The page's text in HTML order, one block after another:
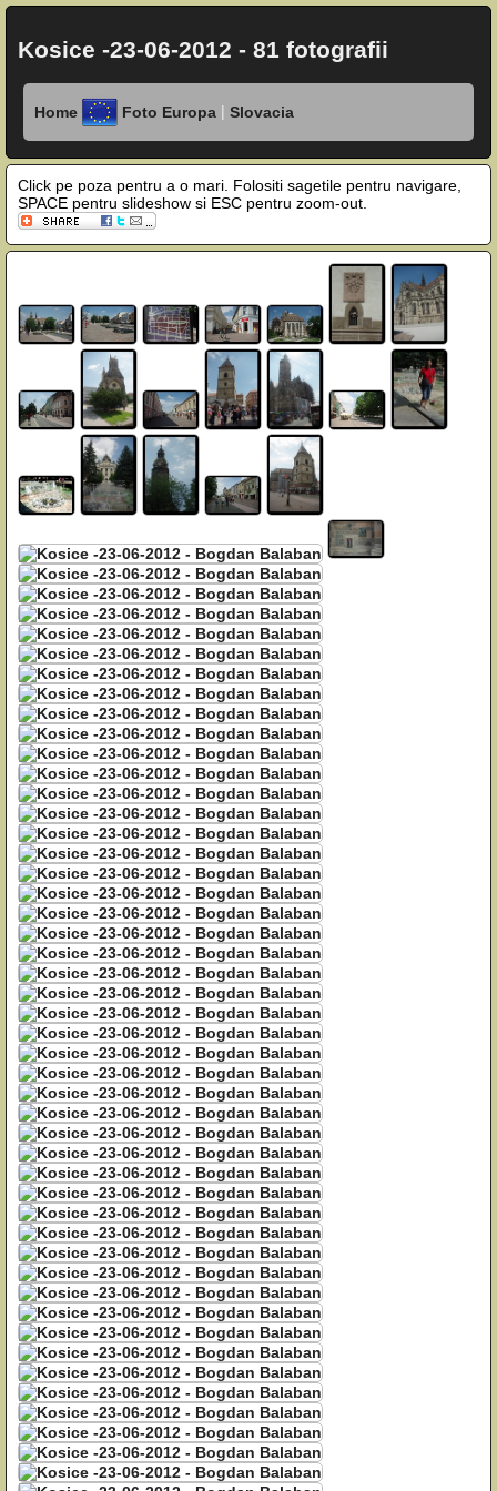
Kosice -23-06-2012 - 81 fotografii
Home Foto Europa | Slovacia
Click pe poza pentru a o mari. Folositi sagetile pentru navigare,
SPACE pentru slideshow si ESC pentru zoom-out.